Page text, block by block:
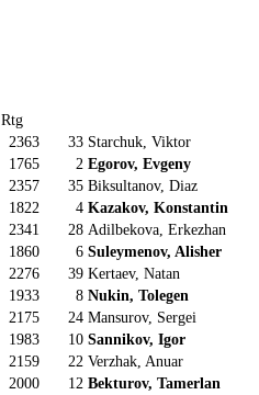
Rtg
2363 33 Starchuk, Viktor
1765 2 Egorov, Evgeny
2357 35 Biksultanov, Diaz
1822 4 Kazakov, Konstantin
2341 28 Adilbekova, Erkezhan
1860 6 Suleymenov, Alisher
2276 39 Kertaev, Natan
1933 8 Nukin, Tolegen
2175 24 Mansurov, Sergei
1983 10 Sannikov, Igor
2159 22 Verzhak, Anuar
2000 12 Bekturov, Tamerlan